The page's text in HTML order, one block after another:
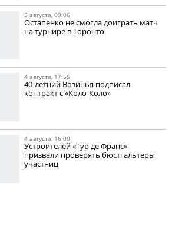
5 августа, 09:06
Остапенко не смогла доиграть матч
на турнире в Торонто
4 августа, 17:55
40-летний Возинья подписал
контракт с «Коло-Коло»
4 августа, 16:00
Устроителей «Тур де Франс»
призвали проверять бюстгальтеры
участниц